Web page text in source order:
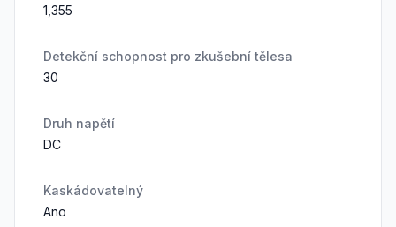
1,355
Detekční schopnost pro zkušební tělesa
30
Druh napětí
DC
Kaskádovatelný
Ano